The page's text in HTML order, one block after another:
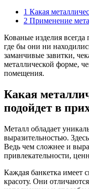
1 Какая
2 Применение
Кованые изделия
где бы они ни
заманчивые завитки,
металлической форме,
помещения.
Какая
подойдет в
Металл обладает
выразительностью.
Ведь чем сложнее и
привлекательности,
Каждая банкетка имеет
красоту. Они